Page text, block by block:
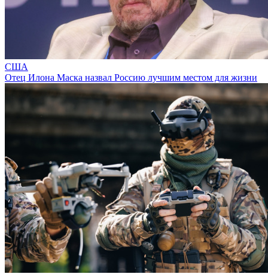
США
Отец Илона Маска назвал Россию лучшим местом для жизни